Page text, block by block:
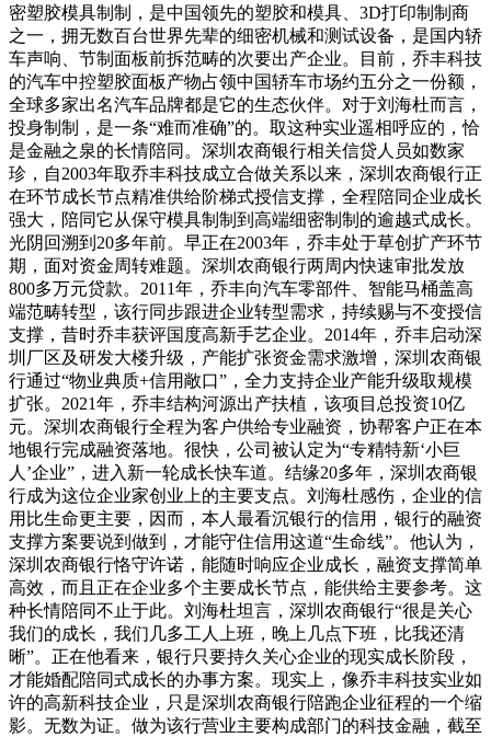
密塑胶模具制制，是中国领先的塑胶和模具、3D打印制制商
之一，拥无数百台世界先辈的细密机械和测试设备，是国内轿
车声响、节制面板前拆范畴的次要出产企业。目前，乔丰科技
的汽车中控塑胶面板产物占领中国轿车市场约五分之一份额，
全球多家出名汽车品牌都是它的生态伙伴。对于刘海杜而言，
投身制制，是一条“难而准确”的。取这种实业遥相呼应的，恰
是金融之泉的长情陪同。深圳农商银行相关信贷人员如数家
珍，自2003年取乔丰科技成立合做关系以来，深圳农商银行正
在环节成长节点精准供给阶梯式授信支撑，全程陪同企业成长
强大，陪同它从保守模具制制到高端细密制制的逾越式成长。
光阴回溯到20多年前。早正在2003年，乔丰处于草创扩产环节
期，面对资金周转难题。深圳农商银行两周内快速审批发放
800多万元贷款。2011年，乔丰向汽车零部件、智能马桶盖高
端范畴转型，该行同步跟进企业转型需求，持续赐与不变授信
支撑，昔时乔丰获评国度高新手艺企业。2014年，乔丰启动深
圳厂区及研发大楼升级，产能扩张资金需求激增，深圳农商银
行通过“物业典质+信用敞口”，全力支持企业产能升级取规模
扩张。2021年，乔丰结构河源出产扶植，该项目总投资10亿
元。深圳农商银行全程为客户供给专业融资，协帮客户正在本
地银行完成融资落地。很快，公司被认定为“专精特新‘小巨
人’企业”，进入新一轮成长快车道。结缘20多年，深圳农商银
行成为这位企业家创业上的主要支点。刘海杜感伤，企业的信
用比生命更主要，因而，本人最看沉银行的信用，银行的融资
支撑方案要说到做到，才能守住信用这道“生命线”。他认为，
深圳农商银行恪守许诺，能随时响应企业成长，融资支撑简单
高效，而且正在企业多个主要成长节点，能供给主要参考。这
种长情陪同不止于此。刘海杜坦言，深圳农商银行“很是关心
我们的成长，我们几多工人上班，晚上几点下班，比我还清
晰”。正在他看来，银行只要持久关心企业的现实成长阶段，
才能婚配陪同式成长的办事方案。现实上，像乔丰科技实业如
许的高新科技企业，只是深圳农商银行陪跑企业征程的一个缩
影。无数为证。做为该行营业主要构成部门的科技金融，截至